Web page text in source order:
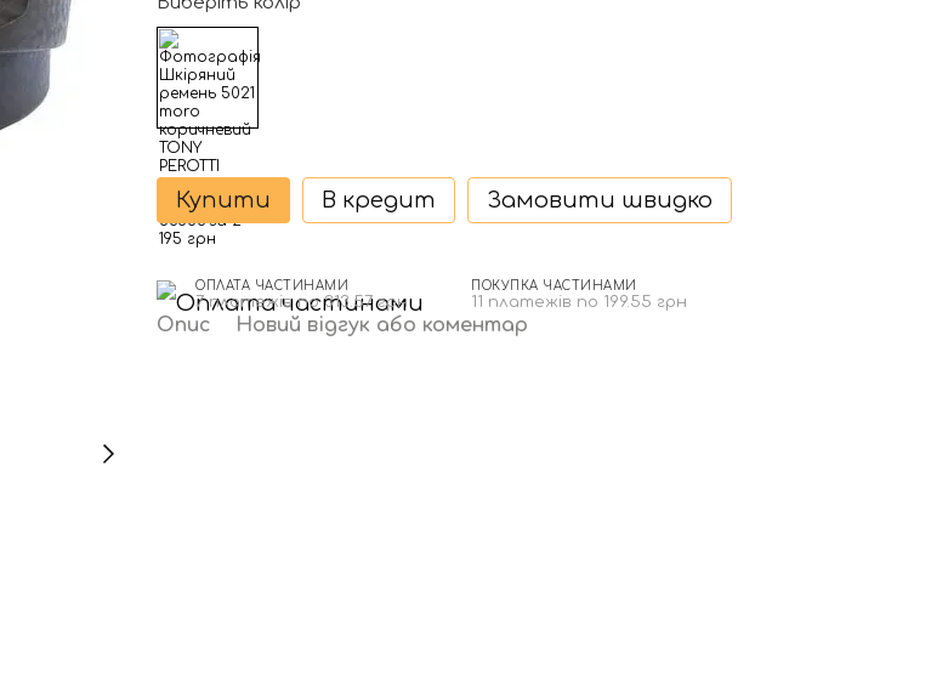
Купити В кредит Замовити швидко
ОПЛАТА ЧАСТИНАМИ
7 платежів по 313.57 грн
ПОКУПКА ЧАСТИНАМИ
11 платежів по 199.55 грн
Опис Новий відгук або коментар